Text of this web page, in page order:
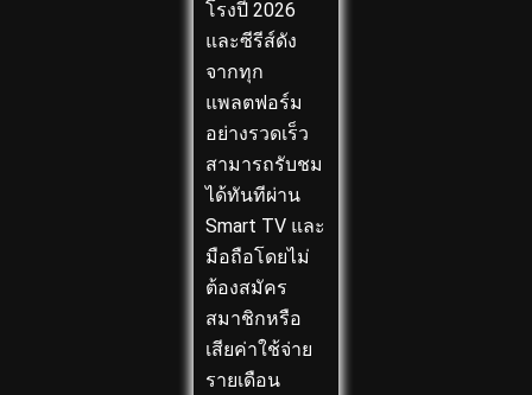
โรงปี 2026
และซีรีส์ดัง
จากทุก
แพลตฟอร์ม
อย่างรวดเร็ว
สามารถรับชม
ได้ทันทีผ่าน
Smart TV และ
มือถือโดยไม่
ต้องสมัคร
สมาชิกหรือ
เสียค่าใช้จ่าย
รายเดือน